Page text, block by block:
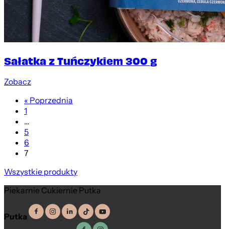
Sałatka z Tuńczykiem 300 g
Zobacz
« Poprzednia
1
…
5
6
7
Wszystkie produkty
Piekarnie Cukiernie Putka
Putka